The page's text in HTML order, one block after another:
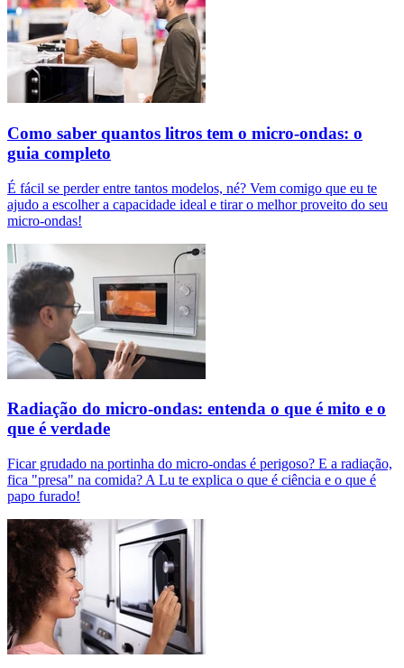
Como saber quantos litros tem o micro-ondas: o
guia completo
É fácil se perder entre tantos modelos, né? Vem comigo que eu te
ajudo a escolher a capacidade ideal e tirar o melhor proveito do seu
micro-ondas!
Radiação do micro-ondas: entenda o que é mito e o
que é verdade
Ficar grudado na portinha do micro-ondas é perigoso? E a radiação,
fica "presa" na comida? A Lu te explica o que é ciência e o que é
papo furado!